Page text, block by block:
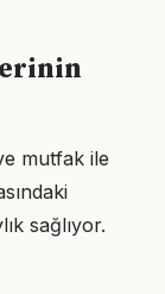
mutfak ile
sağlıyor.